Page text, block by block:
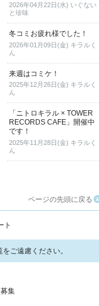
2026年04月22日(水) いぐない
と珍味
冬コミお疲れ様でした！
2026年01月09日(金) キラルく
ん
来週はコミケ！
2025年12月26日(金) キラルく
ん
「ニトロキラル × TOWER
RECORDS CAFE」開催中
です！
2025年11月28日(金) キラルく
ん
ページの先頭に戻る
ト
ご遠慮ください。
集